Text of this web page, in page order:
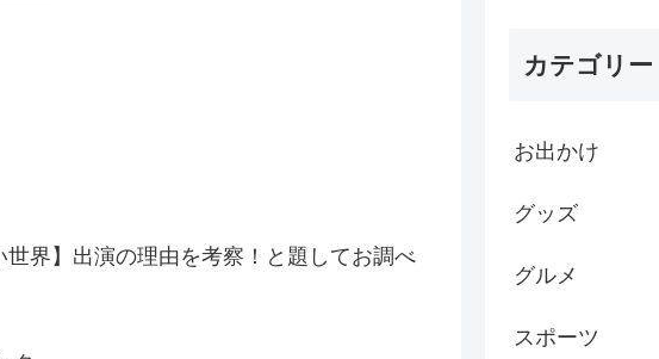
界】出演の理由を考察！と題してお調べ
カテゴリー
お出かけ
グッズ
グルメ
スポーツ